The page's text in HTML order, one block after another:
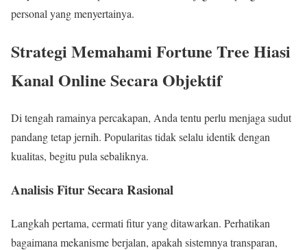
personal yang menyertainya.
Strategi Memahami Fortune Tree Hiasi
Kanal Online Secara Objektif
Di tengah ramainya percakapan, Anda tentu perlu menjaga sudut
pandang tetap jernih. Popularitas tidak selalu identik dengan
kualitas, begitu pula sebaliknya.
Analisis Fitur Secara Rasional
Langkah pertama, cermati fitur yang ditawarkan. Perhatikan
bagaimana mekanisme berjalan, apakah sistemnya transparan,